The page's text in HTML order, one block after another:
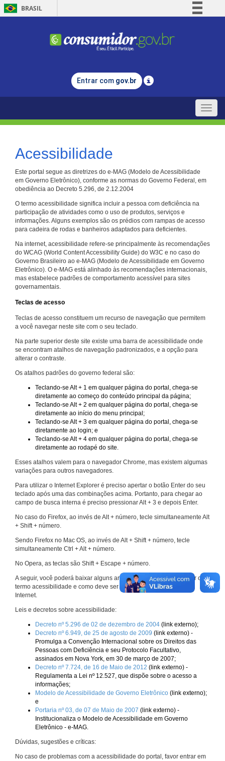
BRASIL
Comunica BR
Legislação
Entrar com gov.br
Toggle
Acessibilidade
Este portal segue as diretrizes do e-MAG (Modelo de Acessibilidade
em Governo Eletrônico), conforme as normas do Governo Federal, em
obediência ao Decreto 5.296, de 2.12.2004
O termo acessibilidade significa incluir a pessoa com deficiência na
participação de atividades como o uso de produtos, serviços e
informações. Alguns exemplos são os prédios com rampas de acesso
para cadeira de rodas e banheiros adaptados para deficientes.
Na internet, acessibilidade refere-se principalmente às recomendações
do WCAG (World Content Accessibility Guide) do W3C e no caso do
Governo Brasileiro ao e-MAG (Modelo de Acessibilidade em Governo
Eletrônico). O e-MAG está alinhado às recomendações internacionais,
mas estabelece padrões de comportamento acessível para sites
governamentais.
Teclas de acesso
Teclas de acesso constituem um recurso de navegação que permitem
a você navegar neste site com o seu teclado.
Na parte superior deste site existe uma barra de acessibilidade onde
se encontram atalhos de navegação padronizados, e a opção para
alterar o contraste.
Os atalhos padrões do governo federal são:
Teclando-se Alt + 1 em qualquer página do portal, chega-se
diretamente ao começo do conteúdo principal da página;
Teclando-se Alt + 2 em qualquer página do portal, chega-se
diretamente ao início do menu principal;
Teclando-se Alt + 3 em qualquer página do portal, chega-se
diretamente ao login; e
Teclando-se Alt + 4 em qualquer página do portal, chega-se
diretamente ao rodapé do site.
Esses atalhos valem para o navegador Chrome, mas existem algumas
variações para outros navegadores.
Para utilizar o Internet Explorer é preciso apertar o botão Enter do seu
teclado após uma das combinações acima. Portanto, para chegar ao
campo de busca interna é preciso pressionar Alt + 3 e depois Enter.
No caso do Firefox, ao invés de Alt + número, tecle simultaneamente Alt
+ Shift + número.
Sendo Firefox no Mac OS, ao invés de Alt + Shift + número, tecle
simultaneamente Ctrl + Alt + número.
No Opera, as teclas são Shift + Escape + número.
A seguir, você poderá baixar alguns arquivos que explicam melhor o
termo acessibilidade e como deve ser implementado nos sites da
Internet.
Leis e decretos sobre acessibilidade:
Decreto nº 5.296 de 02 de dezembro de 2004 (link externo);
Decreto nº 6.949, de 25 de agosto de 2009 (link externo) -
Promulga a Convenção Internacional sobre os Direitos das
Pessoas com Deficiência e seu Protocolo Facultativo,
assinados em Nova York, em 30 de março de 2007;
Decreto nº 7.724, de 16 de Maio de 2012 (link externo) -
Regulamenta a Lei nº 12.527, que dispõe sobre o acesso a
informações;
Modelo de Acessibilidade de Governo Eletrônico (link externo);
e
Portaria nº 03, de 07 de Maio de 2007 (link externo) -
Institucionaliza o Modelo de Acessibilidade em Governo
Eletrônico - e-MAG.
Dúvidas, sugestões e críticas:
No caso de problemas com a acessibilidade do portal, favor entrar em